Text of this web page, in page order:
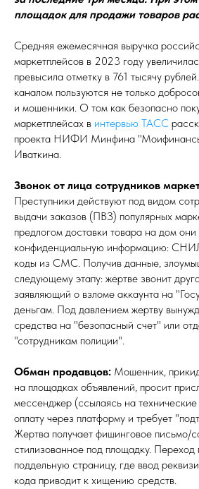
площадок для продажи товаров
Средняя ежемесячная выручка
маркетплейсов в 2023 году
превысила отметку в 761 тысячу
каналом пользуются не только
и мошенники. О том как безопасно
маркетплейсах в интервью ТАСС
проекта НИФИ Минфина
Иваткина.
Звонок от лица сотрудников
Преступники действуют под видом
выдачи заказов (ПВЗ) популярных
предлогом доставки товара на дом
конфиденциальную информацию:
коды из СМС. Получив данные,
следующему этапу: жертве звонит
заявляющий о взломе аккаунта на
деньгам. Под давлением жертву
средства на "безопасный счет" или
"сотрудникам полиции".
Обман продавцов: Мошенник,
на площадках объявлений, просит
мессенджер (ссылаясь на
оплату через платформу и требует
Жертва получает фишинговое письмо/
стилизованное под площадку. Переход
поддельную страницу, где ввод
кода приводит к хищению средств.